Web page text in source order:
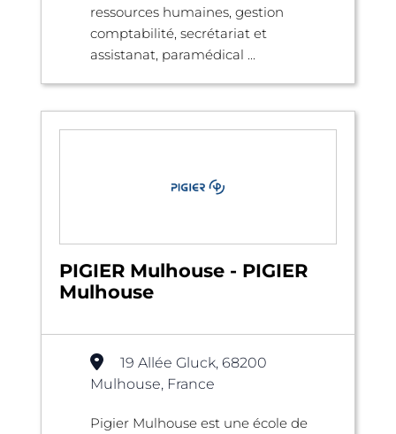
ressources humaines, gestion
comptabilité, secrétariat et
assistanat, paramédical ...
PIGIER Mulhouse - PIGIER
Mulhouse
19 Allée Gluck, 68200
Mulhouse, France
Pigier Mulhouse est une école de